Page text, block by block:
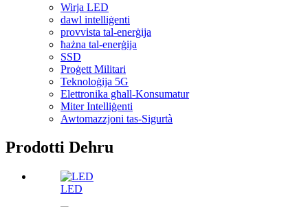
Wirja LED
dawl intelliġenti
provvista tal-enerġija
ħażna tal-enerġija
SSD
Proġett Militari
Teknoloġija 5G
Elettronika għall-Konsumatur
Miter Intelliġenti
Awtomazzjoni tas-Sigurtà
Prodotti Dehru
LED